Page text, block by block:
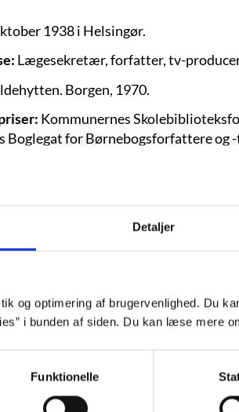
Detaljer
og optimering af brugervenlighed. Du
i bunden af siden. Du kan læse mere
Funktionelle
1938 i Helsingør.
Lægesekretær, forfatter, tv-
Borgen, 1970.
Kommunernes
Boglegat for Børnebogsforfattere